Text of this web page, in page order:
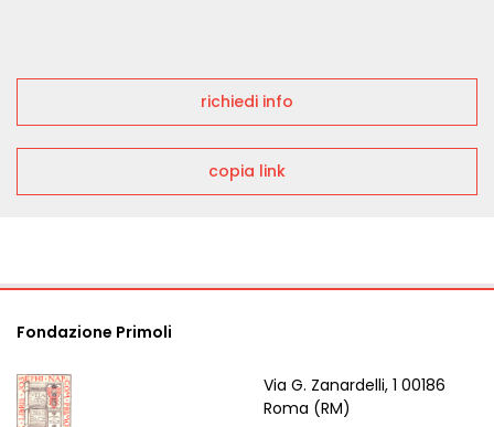
richiedi info
copia link
Fondazione Primoli
Via G. Zanardelli, 1 00186
Roma (RM)